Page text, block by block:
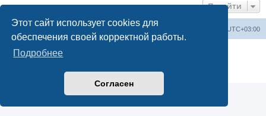
Этот сайт использует cookies для
обеспечения своей корректной работы.
Подробнее
Согласен
Перейти
Список форумов UTC+03:00
Создано на основе
Конфиденциальность|Правила